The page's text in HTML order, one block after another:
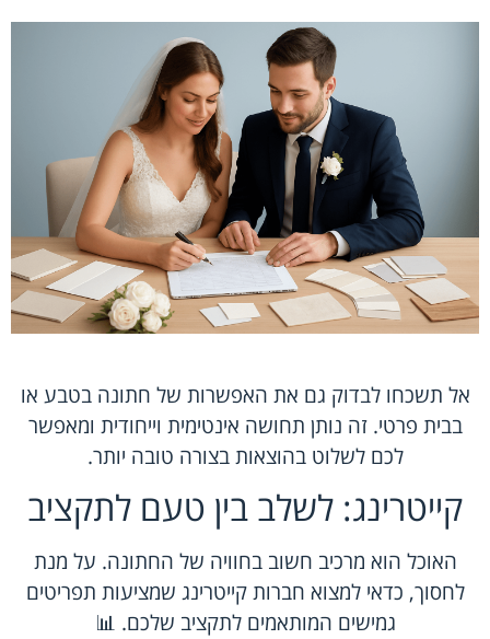
אל תשכחו לבדוק גם את האפשרות של חתונה בטבע או
בבית פרטי. זה נותן תחושה אינטימית וייחודית ומאפשר
לכם לשלוט בהוצאות בצורה טובה יותר.
קייטרינג: לשלב בין טעם לתקציב
האוכל הוא מרכיב חשוב בחוויה של החתונה. על מנת
לחסוך, כדאי למצוא חברות קייטרינג שמציעות תפריטים
גמישים המותאמים לתקציב שלכם. 📊